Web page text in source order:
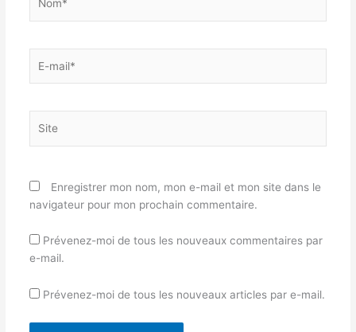
mail*
Enregistrer mon nom, mon e-mail et mon site dans le
navigateur pour mon prochain commentaire.
Prévenez-moi de tous les nouveaux commentaires par
e-mail.
Prévenez-moi de tous les nouveaux articles par e-mail.